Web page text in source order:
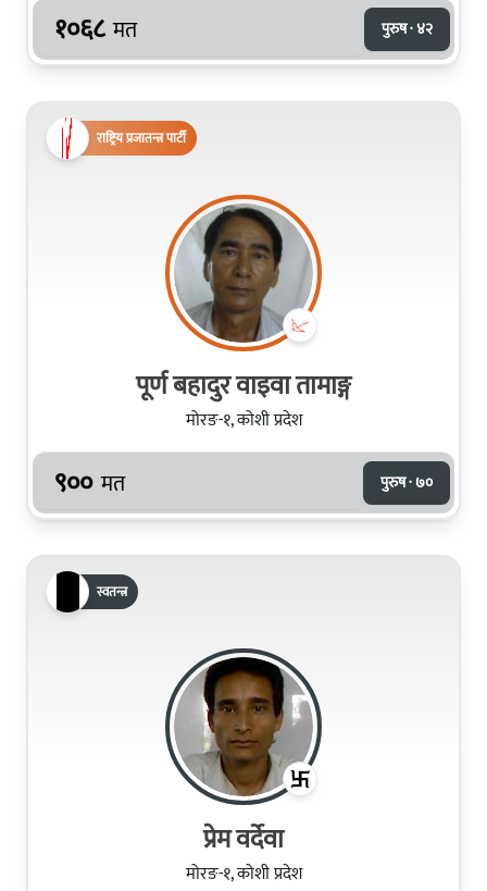
१०६८ मत पुरुष · ४२
राष्ट्रिय प्रजातन्त्र पार्टी
पूर्ण बहादुर वाइवा तामाङ्ग
मोरङ-१, कोशी प्रदेश
९०० मत पुरुष · ७०
स्वतन्त्र
प्रेम वर्देवा
मोरङ-१, कोशी प्रदेश